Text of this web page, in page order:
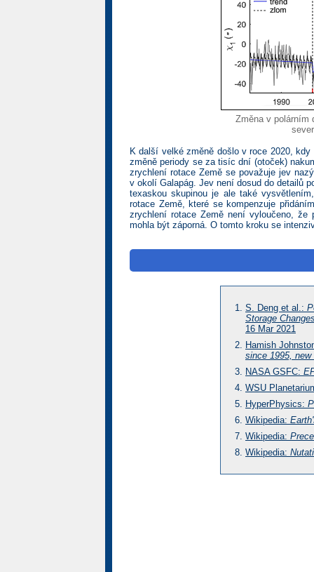
Změna v polárním
K další velké změně došlo v roce 2020,
změně periody se za tisíc dní (otoček)
zrychlení rotace Země se považuje jev
v okolí Galapág. Jev není dosud do detailů
texaskou skupinou je ale také
rotace Země, které se kompenzuje
zrychlení rotace Země není vyloučeno, že
mohla být záporná. O tomto kroku se
S. Deng et al.:
Storage
16 Mar 2021
Hamish
since 1995,
NASA GSFC:
WSU
HyperPhysics:
Wikipedia:
Wikipedia:
Wikipedia: